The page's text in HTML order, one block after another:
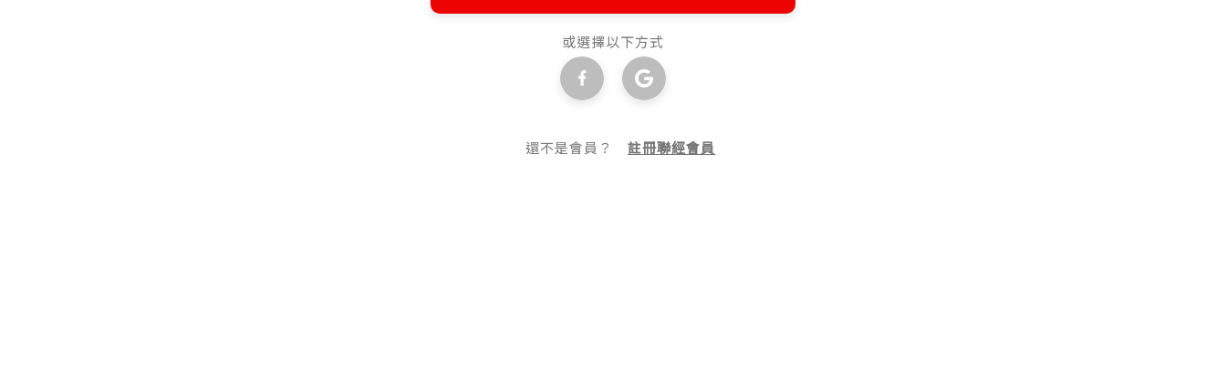
或選擇以下方式
還不是會員？註冊聯經會員